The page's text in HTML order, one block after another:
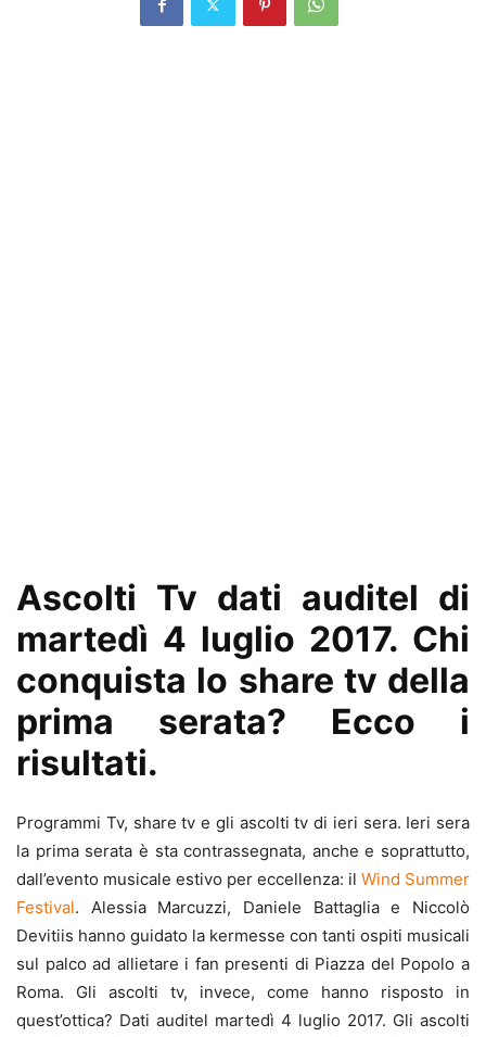
Ascolti Tv dati auditel di
martedì 4 luglio 2017. Chi
conquista lo share tv della
prima serata? Ecco i
risultati.
Programmi Tv, share tv e gli ascolti tv di ieri sera. Ieri sera
la prima serata è sta contrassegnata, anche e soprattutto,
dall’evento musicale estivo per eccellenza: il Wind Summer
Festival. Alessia Marcuzzi, Daniele Battaglia e Niccolò
Devitiis hanno guidato la kermesse con tanti ospiti musicali
sul palco ad allietare i fan presenti di Piazza del Popolo a
Roma. Gli ascolti tv, invece, come hanno risposto in
quest’ottica? Dati auditel martedì 4 luglio 2017. Gli ascolti